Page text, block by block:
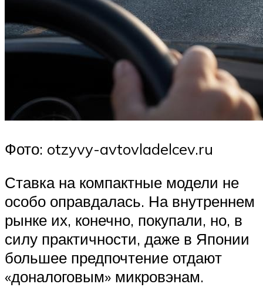
Фото: otzyvy-avtovladelcev.ru
Ставка на компактные модели не
особо оправдалась. На внутреннем
рынке их, конечно, покупали, но, в
силу практичности, даже в Японии
большее предпочтение отдают
«доналоговым» микровэнам.